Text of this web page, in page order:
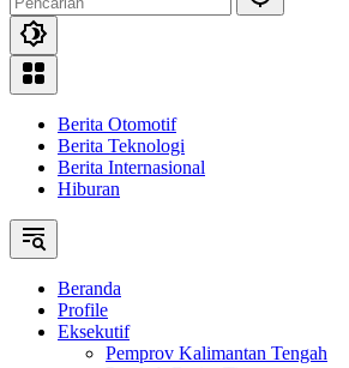
Berita Otomotif
Berita Teknologi
Berita Internasional
Hiburan
Beranda
Profile
Eksekutif
Pemprov Kalimantan Tengah